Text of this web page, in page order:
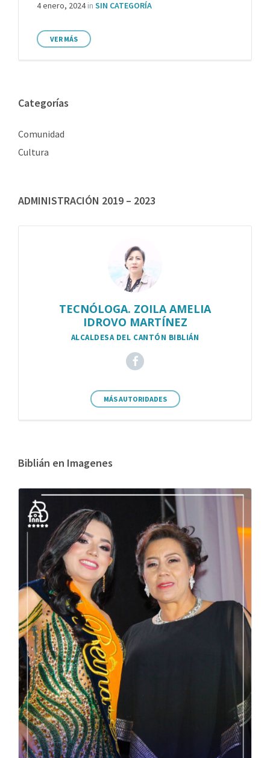
4 enero, 2024in SIN CATEGORÍA
VER MÁS
Categorías
Comunidad
Cultura
ADMINISTRACIÓN 2019 – 2023
TECNÓLOGA. ZOILA AMELIA
IDROVO MARTÍNEZ
ALCALDESA DEL CANTÓN BIBLIÁN
MÁS AUTORIDADES
Biblián en Imagenes